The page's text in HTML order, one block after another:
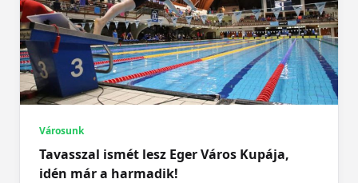
Városunk
Tavasszal ismét lesz Eger Város Kupája,
idén már a harmadik!